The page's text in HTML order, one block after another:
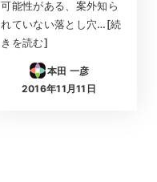
可能性がある、案外知ら
れていない落とし穴…[続
きを読む]
本田 一彦
投稿日
2016年11月11日